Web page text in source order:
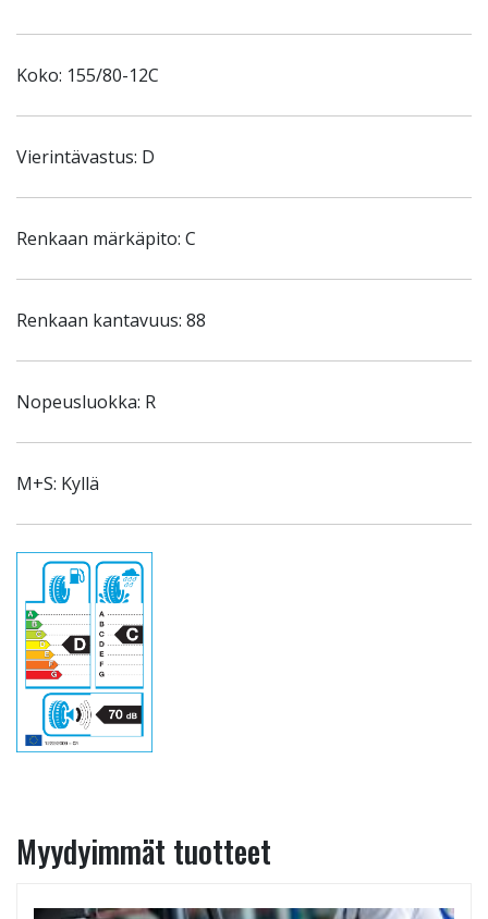
Koko: 155/80-12C
Vierintävastus: D
Renkaan märkäpito: C
Renkaan kantavuus: 88
Nopeusluokka: R
M+S: Kyllä
Myydyimmät tuotteet